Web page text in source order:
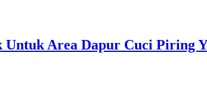
Area Dapur Cuci Piring